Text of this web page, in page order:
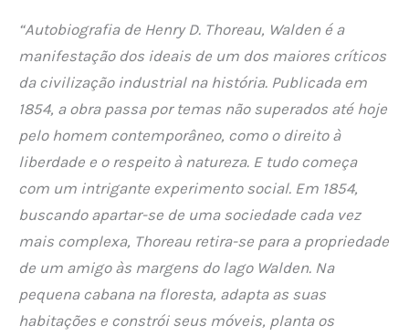
“Autobiografia de Henry D. Thoreau, Walden é a
manifestação dos ideais de um dos maiores críticos
da civilização industrial na história. Publicada em
1854, a obra passa por temas não superados até hoje
pelo homem contemporâneo, como o direito à
liberdade e o respeito à natureza. E tudo começa
com um intrigante experimento social. Em 1854,
buscando apartar-se de uma sociedade cada vez
mais complexa, Thoreau retira-se para a propriedade
de um amigo às margens do lago Walden. Na
pequena cabana na floresta, adapta as suas
habitações e constrói seus móveis, planta os